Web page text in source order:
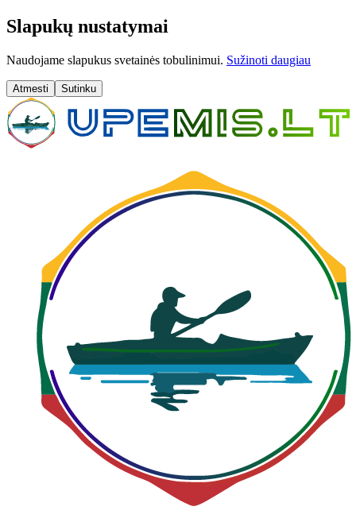
Slapukų nustatymai
Naudojame slapukus svetainės tobulinimui. Sužinoti daugiau
Atmesti Sutinku